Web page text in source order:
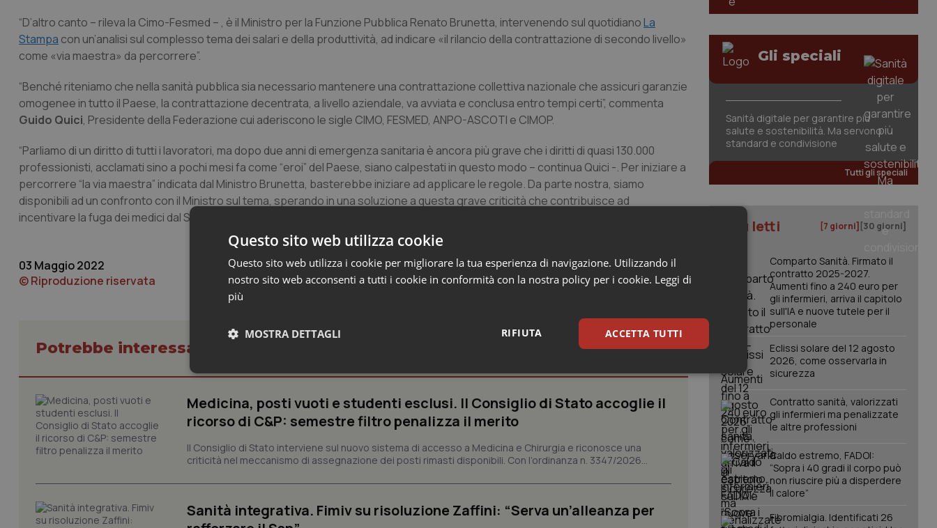
“D’altro canto – rileva la Cimo-Fesmed – , è il Ministro per la Funzione Pubblica Renato Brunetta, intervenendo sul quotidianoLa
Stampa con un’analisi sul complesso tema dei salari e della produttività, ad indicare «il rilancio della contrattazione di secondo livello»
come «via maestra» da percorrere”.
“Benché riteniamo che nella sanità pubblica sia necessario mantenere una contrattazione collettiva nazionale che assicuri garanzie
omogenee in tutto il Paese, la contrattazione decentrata, a livello aziendale, va avviata e conclusa entro tempi certi”, commenta
Guido Quici, Presidente della Federazione cui aderiscono le sigle CIMO, FESMED, ANPO-ASCOTI e CIMOP.
“Parliamo di un diritto di tutti i lavoratori, ma dopo due anni di emergenza sanitaria è ancora più grave che i diritti di quasi 130.000
professionisti, acclamati sino a pochi mesi fa come “eroi” del Paese, siano calpestati in questo modo – continua Quici -. Per iniziare a
percorrere “la via maestra” indicata dal Ministro Brunetta, basterebbe iniziare ad applicare le regole. Da parte nostra, siamo
disponibili ad un confronto con il Ministro sul tema, sperando in una soluzione a questa grave criticità che contribuisce ad
incentivare la fuga dei medici dal Servizio sanitario nazionale”.
03 Maggio 2022
© Riproduzione riservata
Potrebbe interessarti in Lavoro e Professioni
Medicina, posti vuoti e studenti esclusi. Il Consiglio di Stato accoglie il
ricorso di C&P: semestre filtro penalizza il merito
Il Consiglio di Stato interviene sul nuovo sistema di accesso a Medicina e Chirurgia e riconosce una
criticità nel meccanismo di assegnazione dei posti rimasti disponibili. Con l’ordinanza n. 3347/2026...
Sanità integrativa. Fimiv su risoluzione Zaffini: “Serva un’alleanza per
Gli speciali
Sanità digitale per garantire più
salute e sostenibilità. Ma servono
standard e condivisione
Tutti gli speciali
I più letti [7 giorni] [30 giorni]
Comparto Sanità. Firmato il
contratto 2025-2027.
Aumenti fino a 240 euro per
gli infermieri, arriva il capitolo
sull'IA e nuove tutele per il
personale
Eclissi solare del 12 agosto
2026, come osservarla in
sicurezza
Contratto sanità, valorizzati
gli infermieri ma penalizzate
le altre professioni
Caldo estremo, FADOI:
“Sopra i 40 gradi il corpo può
non riuscire più a disperdere
il calore”
Fibromialgia. Identificati 26
Questo sito web utilizza cookie
Questo sito web utilizza i cookie per migliorare la tua esperienza di navigazione. Utilizzando il
nostro sito web acconsenti a tutti i cookie in conformità con la nostra policy per i cookie. Leggi di
più
ACCETTA TUTTI
RIFIUTA
MOSTRA DETTAGLI
Necessari Statistici Marketing
e l'accesso alle aree protette del sito. Il sito web non è in grado di funzionare correttamente senza questi cookie.